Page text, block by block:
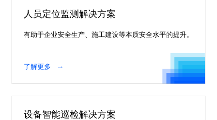
人员定位监测解决方案
有助于企业安全生产、施工建设等本质安全水平的提升。
了解更多
设备智能巡检解决方案